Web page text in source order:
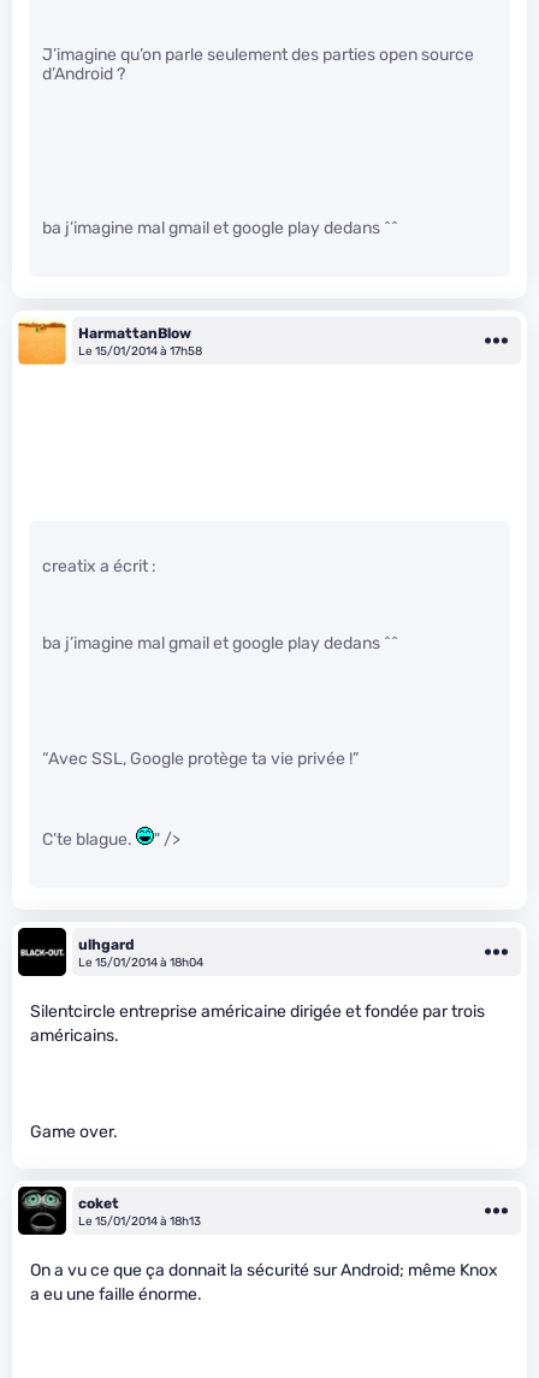
J’imagine qu’on parle seulement des parties open source
d’Android ?
ba j’imagine mal gmail et google play dedans ^^
HarmattanBlow
Le 15/01/2014 à 17h58
creatix a écrit :
ba j’imagine mal gmail et google play dedans ^^
“Avec SSL, Google protège ta vie privée !”
C’te blague. " />
ulhgard
Le 15/01/2014 à 18h04
Silentcircle entreprise américaine dirigée et fondée par trois
américains.
Game over.
coket
Le 15/01/2014 à 18h13
On a vu ce que ça donnait la sécurité sur Android; même Knox
a eu une faille énorme.